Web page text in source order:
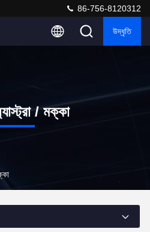
86-756-8120312
উদ্ধৃতি
/ মক্কা